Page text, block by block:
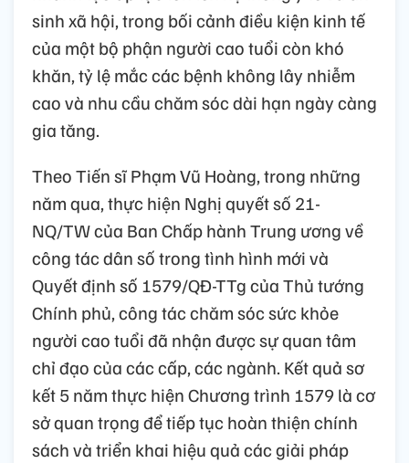
sinh xã hội, trong bối cảnh điều kiện kinh tế
của một bộ phận người cao tuổi còn khó
khăn, tỷ lệ mắc các bệnh không lây nhiễm
cao và nhu cầu chăm sóc dài hạn ngày càng
gia tăng.
Theo Tiến sĩ Phạm Vũ Hoàng, trong những
năm qua, thực hiện Nghị quyết số 21-
NQ/TW của Ban Chấp hành Trung ương về
công tác dân số trong tình hình mới và
Quyết định số 1579/QĐ-TTg của Thủ tướng
Chính phủ, công tác chăm sóc sức khỏe
người cao tuổi đã nhận được sự quan tâm
chỉ đạo của các cấp, các ngành. Kết quả sơ
kết 5 năm thực hiện Chương trình 1579 là cơ
sở quan trọng để tiếp tục hoàn thiện chính
sách và triển khai hiệu quả các giải pháp